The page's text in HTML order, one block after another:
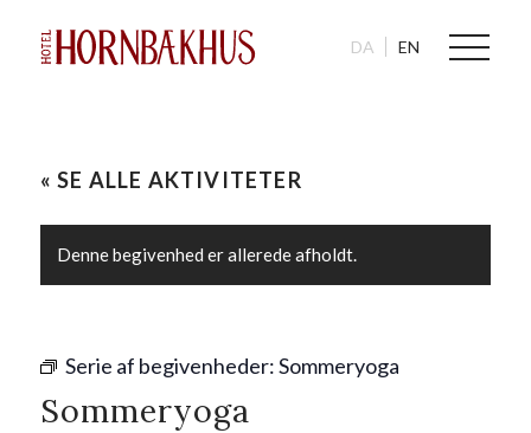
DA EN
« SE ALLE AKTIVITETER
Denne begivenhed er allerede afholdt.
Serie af begivenheder:Sommeryoga
Sommeryoga